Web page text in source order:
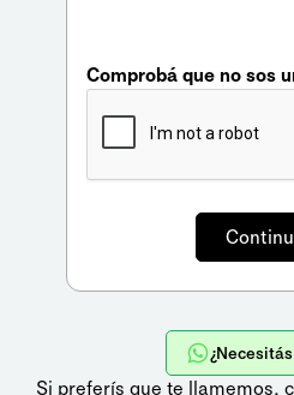
Comprobá que no sos
Si preferís que te llamemos,